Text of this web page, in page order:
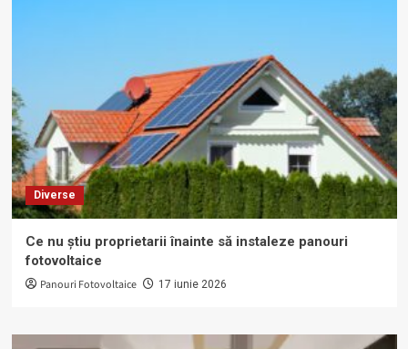
Diverse
Ce nu știu proprietarii înainte să instaleze panouri
fotovoltaice
Panouri Fotovoltaice 17 iunie 2026